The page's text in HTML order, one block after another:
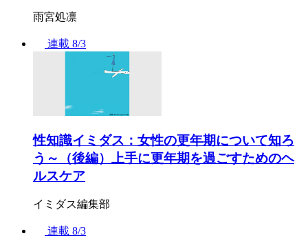
雨宮処凛
連載 8/3
性知識イミダス：女性の更年期について知ろ
う～（後編）上手に更年期を過ごすためのヘ
ルスケア
イミダス編集部
連載 8/3